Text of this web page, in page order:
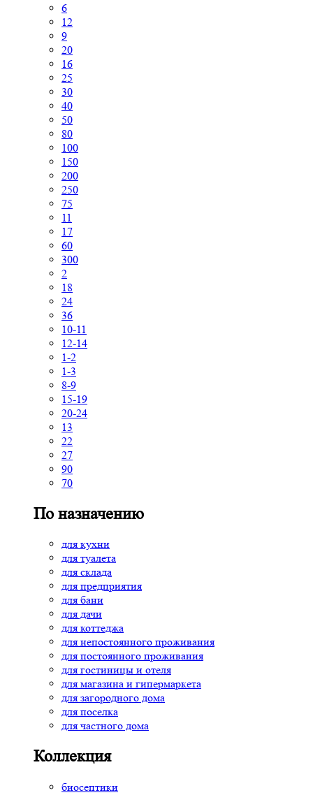
6
12
9
20
16
25
30
40
50
80
100
150
200
250
75
11
17
60
300
2
18
24
36
10-11
12-14
1-2
1-3
8-9
15-19
20-24
13
22
27
90
70
По назначению
для кухни
для туалета
для склада
для предприятия
для бани
для дачи
для коттеджа
для непостоянного проживания
для постоянного проживания
для гостиницы и отеля
для магазина и гипермаркета
для загородного дома
для поселка
для частного дома
Коллекция
биосептики